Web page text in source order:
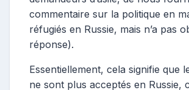
commentaire sur la politique en
réfugiés en Russie, mais n’a pas
réponse).
Essentiellement, cela signifie que
ne sont plus acceptés en Russie,